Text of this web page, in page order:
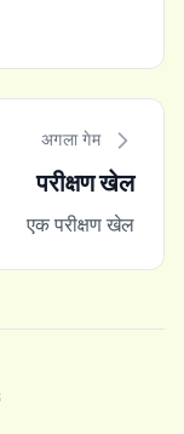
अगला गेम
परीक्षण खेल
एक परीक्षण खेल